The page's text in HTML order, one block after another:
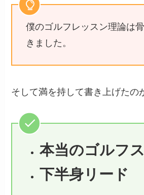
僕のゴルフレッスン理論は
きました。
そして満を持して書き上げたの
本当のゴルフ
下半身リード